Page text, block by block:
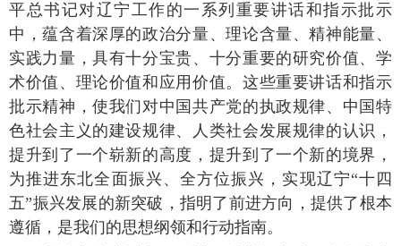
平总书记对辽宁工作的一系列重要讲话和指示批示
中，蕴含着深厚的政治分量、理论含量、精神能量、
实践力量，具有十分宝贵、十分重要的研究价值、学
术价值、理论价值和应用价值。这些重要讲话和指示
批示精神，使我们对中国共产党的执政规律、中国特
色社会主义的建设规律、人类社会发展规律的认识，
提升到了一个崭新的高度，提升到了一个新的境界，
为推进东北全面振兴、全方位振兴，实现辽宁“十四
五”振兴发展的新突破，指明了前进方向，提供了根本
遵循，是我们的思想纲领和行动指南。